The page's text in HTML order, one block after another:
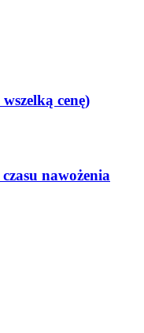
cenę)
nawożenia